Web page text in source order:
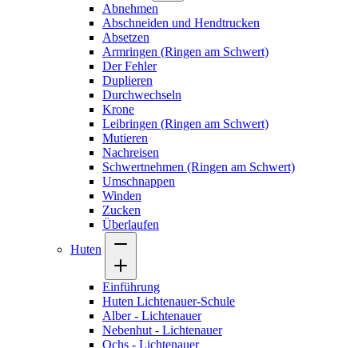
Abnehmen
Abschneiden und Hendtrucken
Absetzen
Armringen (Ringen am Schwert)
Der Fehler
Duplieren
Durchwechseln
Krone
Leibringen (Ringen am Schwert)
Mutieren
Nachreisen
Schwertnehmen (Ringen am Schwert)
Umschnappen
Winden
Zucken
Überlaufen
Huten
Einführung
Huten Lichtenauer-Schule
Alber - Lichtenauer
Nebenhut - Lichtenauer
Ochs - Lichtenauer